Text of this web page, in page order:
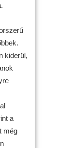
kiderül,
a
még